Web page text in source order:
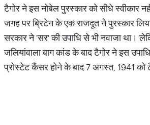
टैगोर ने इस नोबेल पुरस्कार को सीधे स्वीकार
जगह पर ब्रिटेन के एक राजदूत ने पुरस्कार
सरकार ने 'सर' की उपाधि से भी नवाजा था।
जलियांवाला बाग कांड के बाद टैगोर ने इस
प्रोस्टेट कैंसर होने के बाद 7 अगस्त, 1941 को